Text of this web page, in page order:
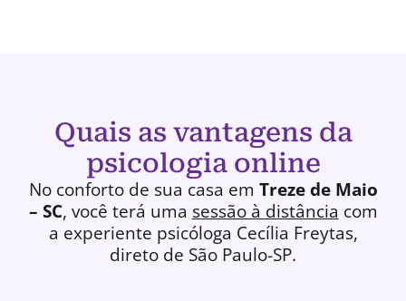
Quais as vantagens da
psicologia online
No conforto de sua casa em Treze de Maio
– SC, você terá uma sessão à distância com
a experiente psicóloga Cecília Freytas,
direto de São Paulo-SP.